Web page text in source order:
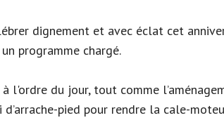
dignement et avec éclat cet
programme chargé.
du jour, tout comme
pied pour rendre la cale-